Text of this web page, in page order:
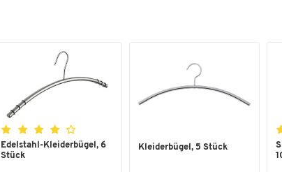
Edelstahl-Kleiderbügel, 6
Stück
Kleiderbügel, 5 Stück